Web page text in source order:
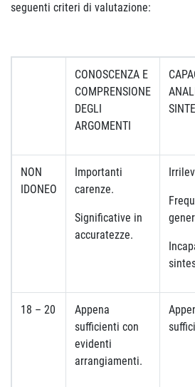
seguenti criteri di valutazione:
CONOSCENZA E
COMPRENSIONE
DEGLI
ARGOMENTI
NON
IDONEO
Importanti
carenze.
Significative in
accuratezze.
18 – 20
Appena
sufficienti con
evidenti
arrangiamenti.